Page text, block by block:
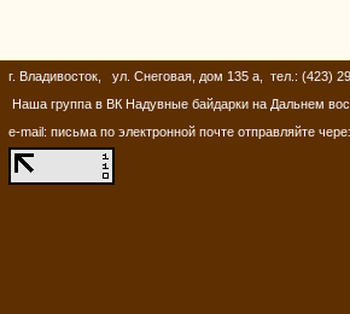
г. Владивосток, ул. Снеговая, дом 135 а, тел.: (423)
Наша группа в ВК Надувные байдарки на Дальнем
e-mail: письма по электронной почте отправляйте